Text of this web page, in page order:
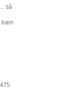
så
barn